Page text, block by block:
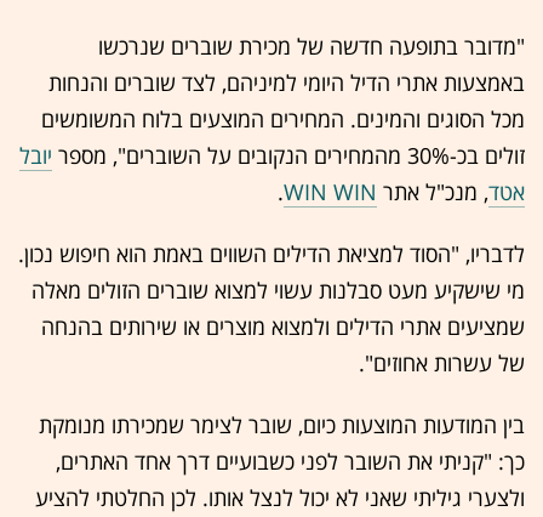
"מדובר בתופעה חדשה של מכירת שוברים שנרכשו
באמצעות אתרי הדיל היומי למיניהם, לצד שוברים והנחות
מכל הסוגים והמינים. המחירים המוצעים בלוח המשומשים
זולים בכ-30% מהמחירים הנקובים על השוברים", מספר
יובל
אטד, מנכ"ל אתר WIN WIN
.
לדבריו, "הסוד למציאת הדילים השווים באמת הוא חיפוש נכון.
מי שישקיע מעט סבלנות עשוי למצוא שוברים הזולים מאלה
שמציעים אתרי הדילים ולמצוא מוצרים או שירותים בהנחה
של עשרות אחוזים".
בין המודעות המוצעות כיום, שובר לצימר שמכירתו מנומקת
כך: "קניתי את השובר לפני כשבועיים דרך אחד האתרים,
ולצערי גיליתי שאני לא יכול לנצל אותו. לכן החלטתי להציע